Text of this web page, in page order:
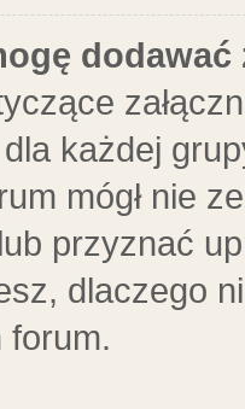
dodawać
dla każdej
mógł nie
przyznać
dlaczego
forum.